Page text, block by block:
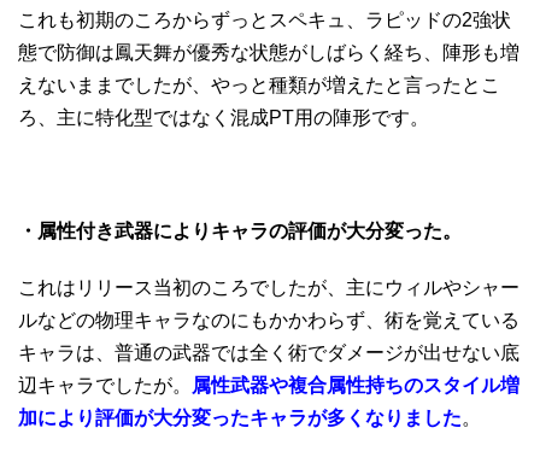
これも初期のころからずっとスペキュ、ラピッドの2強状
態で防御は鳳天舞が優秀な状態がしばらく経ち、陣形も増
えないままでしたが、やっと種類が増えたと言ったとこ
ろ、主に特化型ではなく混成PT用の陣形です。
・属性付き武器によりキャラの評価が大分変った。
これはリリース当初のころでしたが、主にウィルやシャー
ルなどの物理キャラなのにもかかわらず、術を覚えている
キャラは、普通の武器では全く術でダメージが出せない底
辺キャラでしたが。 属性武器や複合属性持ちのスタイル増
加により評価が大分変ったキャラが多くなりました。